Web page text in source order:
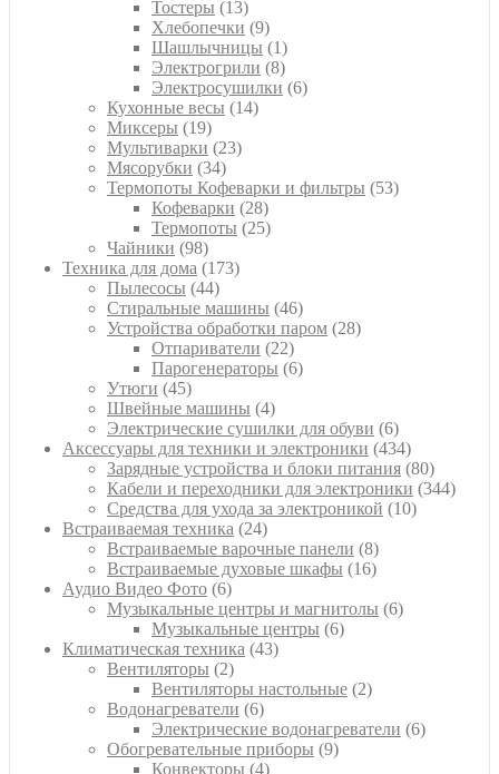
Тостеры 1313
товаров
Хлебопечки 99
товаров
Шашлычницы 11
товар
Электрогрили 88
товаров
Электросушилки 66
Кухонные весы 1414
Миксеры 1919
товаров
Мультиварки 2323
Мясорубки 3434
товара
Термопоты Кофеварки и фильтры 5353
Кофеварки 2828
товаров
Термопоты 2525
Чайники 9898
товаров
Техника для дома 173173
Пылесосы 4444
товара
Стиральные машины 4646
товаров
Устройства обработки паром 2828
Отпариватели 2222
товара
Парогенераторы 66
Утюги 4545
товаров
Швейные машины 44
товара
Электрические сушилки для обуви 66
товаров
Аксессуары для техники и электроники 434434
товара
Зарядные устройства и блоки питания 8080
товаров
Кабели и переходники для электроники 344344
Средства для ухода за электроникой 1010
Встраиваемая техника 2424
товара
Встраиваемые варочные панели 88
товаров
Встраиваемые духовые шкафы 1616
Аудио Видео Фото 66
товаров
Музыкальные центры и магнитолы 66
Музыкальные центры 66
Климатическая техника 4343
Вентиляторы 22
товара
Вентиляторы настольные 22
Водонагреватели 66
товаров
Электрические водонагреватели 66
Обогревательные приборы 99
Конвекторы 44